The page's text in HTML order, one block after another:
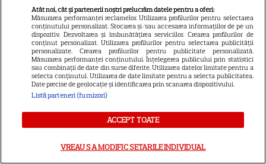
Vedetele de la Hollywood care
nu s-au căsătorit niciodată. De
ce Leonardo DiCaprio și
Charlize Theron au evitat
altarul
VEDETE ROMÂNEŞTI
Vedete din România care au
ales nume speciale pentru
Atât noi, cât și partenerii noștri prelucrăm datele pentru a oferi:
Măsurarea performanței reclamelor. Utilizarea profilurilor pentru selectarea
conținutului personalizat. Stocarea și/sau accesarea informațiilor de pe un
dispozitiv. Dezvoltarea și îmbunătățirea serviciilor. Crearea profilurilor de
conținut personalizat. Utilizarea profilurilor pentru selectarea publicității
personalizate. Crearea profilurilor pentru publicitate personalizată.
Măsurarea performanței conținutului. Înțelegerea publicului prin statistici
sau combinații de date din surse diferite. Utilizarea datelor limitate pentru a
selecta conținutul. Utilizarea de date limitate pentru a selecta publicitatea.
Date precise de geolocație și identificarea prin scanarea dispozitivului.
Listă parteneri (furnizori)
ACCEPT TOATE
VREAU SA MODIFIC SETARILE INDIVIDUAL